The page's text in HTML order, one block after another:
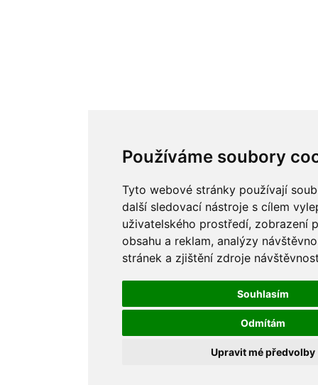
Používáme soubory
Tyto webové stránky používají
další sledovací nástroje s cílem
uživatelského prostředí, zobrazení
obsahu a reklam, analýzy
stránek a zjištění zdroje
Souhlasím
Odmítám
Upravit mé předvolby